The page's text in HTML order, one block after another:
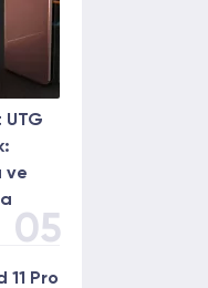
UTG
ve
05
11 Pro